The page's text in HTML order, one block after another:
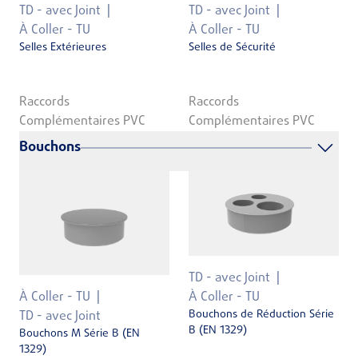
TD - avec Joint
À Coller - TU
Selles Extérieures
Raccords
Complémentaires PVC
TD - avec Joint
À Coller - TU
Selles de Sécurité
Raccords
Complémentaires PVC
Bouchons
À Coller - TU
TD - avec Joint
Bouchons M Série B (EN
1329)
TD - avec Joint
À Coller - TU
Bouchons de Réduction Série
B (EN 1329)